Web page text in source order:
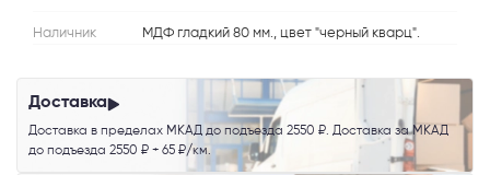
Наличник МДФ гладкий 80 мм., цвет "черный кварц".
Доставка
Доставка в пределах МКАД до подъезда 2550 ₽. Доставка за МКАД
до подъезда 2550 ₽ + 65 ₽/км.